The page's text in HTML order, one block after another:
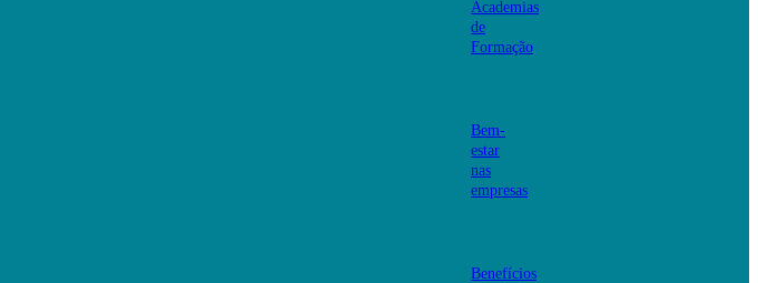
Academias
de
Formação
Bem-
estar
nas
empresas
Benefícios